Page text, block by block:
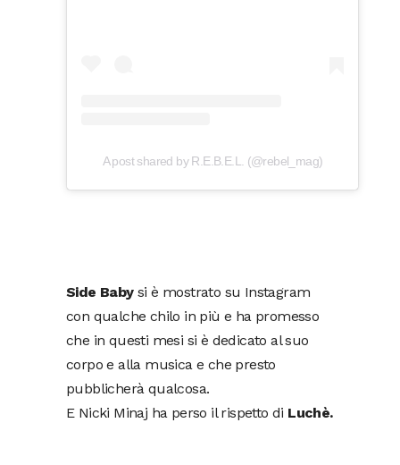
A post shared by R.E.B.E.L. (@rebel_mag)
Side Babysi è mostrato su Instagram
con qualche chilo in più e ha promesso
che in questi mesi si è dedicato al suo
corpo e alla musica e che presto
pubblicherà qualcosa.
E Nicki Minaj ha perso il rispetto di Luchè.